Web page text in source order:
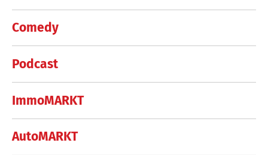
Comedy
Podcast
ImmoMARKT
AutoMARKT